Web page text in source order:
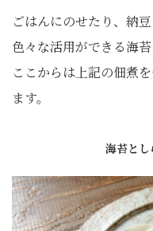
ごはんにのせたり、納
色々な活用ができる海苔
ここからは上記の佃煮
ます。
海苔と